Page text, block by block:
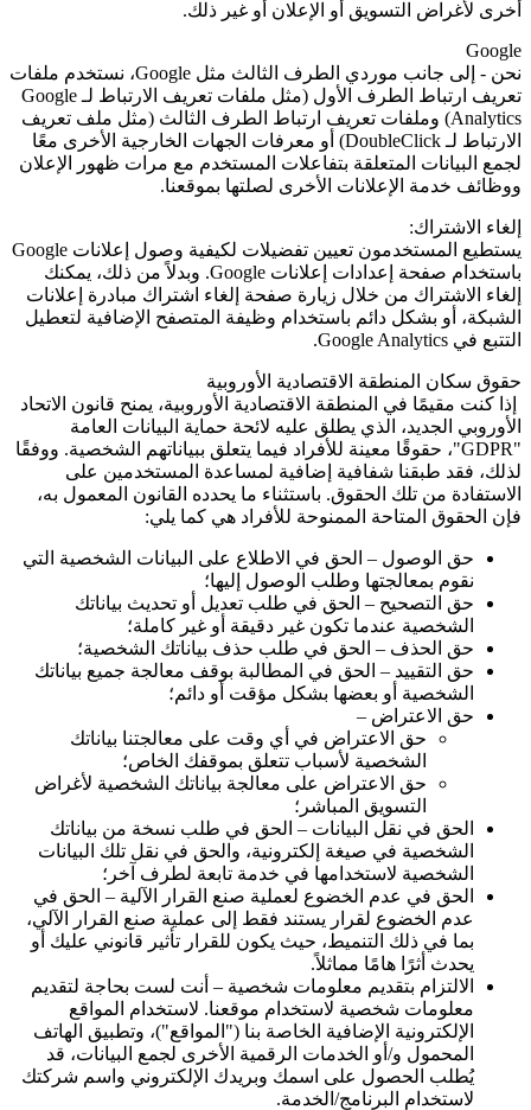
أخرى لأغراض التسويق أو الإعلان أو غير ذلك.
Google
نحن - إلى جانب موردي الطرف الثالث مثل Google، نستخدم ملفات
تعريف ارتباط الطرف الأول (مثل ملفات تعريف الارتباط لـ Google
Analytics) وملفات تعريف ارتباط الطرف الثالث (مثل ملف تعريف
الارتباط لـ DoubleClick) أو معرفات الجهات الخارجية الأخرى معًا
لجمع البيانات المتعلقة بتفاعلات المستخدم مع مرات ظهور الإعلان
ووظائف خدمة الإعلانات الأخرى لصلتها بموقعنا.
إلغاء الاشتراك:
يستطيع المستخدمون تعيين تفضيلات لكيفية وصول إعلانات Google
باستخدام صفحة إعدادات إعلانات Google. وبدلاً من ذلك، يمكنك
إلغاء الاشتراك من خلال زيارة صفحة إلغاء اشتراك مبادرة إعلانات
الشبكة، أو بشكل دائم باستخدام وظيفة المتصفح الإضافية لتعطيل
التتبع في Google Analytics
.
حقوق سكان المنطقة الاقتصادية الأوروبية
إذا كنت مقيمًا في المنطقة الاقتصادية الأوروبية، يمنح قانون الاتحاد
الأوروبي الجديد، الذي يطلق عليه لائحة حماية البيانات العامة
"GDPR"، حقوقًا معينة للأفراد فيما يتعلق ببياناتهم الشخصية. ووفقًا
لذلك، فقد طبقنا شفافية إضافية لمساعدة المستخدمين على
الاستفادة من تلك الحقوق. باستثناء ما يحدده القانون المعمول به،
فإن الحقوق المتاحة الممنوحة للأفراد هي كما يلي:
حق الوصول – الحق في الاطلاع على البيانات الشخصية التي
نقوم بمعالجتها وطلب الوصول إليها؛
حق التصحيح – الحق في طلب تعديل أو تحديث بياناتك
الشخصية عندما تكون غير دقيقة أو غير كاملة؛
حق الحذف – الحق في طلب حذف بياناتك الشخصية؛
حق التقييد – الحق في المطالبة بوقف معالجة جميع بياناتك
الشخصية أو بعضها بشكل مؤقت أو دائم؛
حق الاعتراض –
حق الاعتراض في أي وقت على معالجتنا بياناتك
الشخصية لأسباب تتعلق بموقفك الخاص؛
حق الاعتراض على معالجة بياناتك الشخصية لأغراض
التسويق المباشر؛
الحق في نقل البيانات – الحق في طلب نسخة من بياناتك
الشخصية في صيغة إلكترونية، والحق في نقل تلك البيانات
الشخصية لاستخدامها في خدمة تابعة لطرف آخر؛
الحق في عدم الخضوع لعملية صنع القرار الآلية – الحق في
عدم الخضوع لقرار يستند فقط إلى عملية صنع القرار الآلي،
بما في ذلك التنميط، حيث يكون للقرار تأثير قانوني عليك أو
يحدث أثرًا هامًا مماثلاً.
الالتزام بتقديم معلومات شخصية – أنت لست بحاجة لتقديم
معلومات شخصية لاستخدام موقعنا. لاستخدام المواقع
الإلكترونية الإضافية الخاصة بنا ("المواقع")، وتطبيق الهاتف
المحمول و/أو الخدمات الرقمية الأخرى لجمع البيانات، قد
يُطلب الحصول على اسمك وبريدك الإلكتروني واسم شركتك
لاستخدام البرنامج/الخدمة.